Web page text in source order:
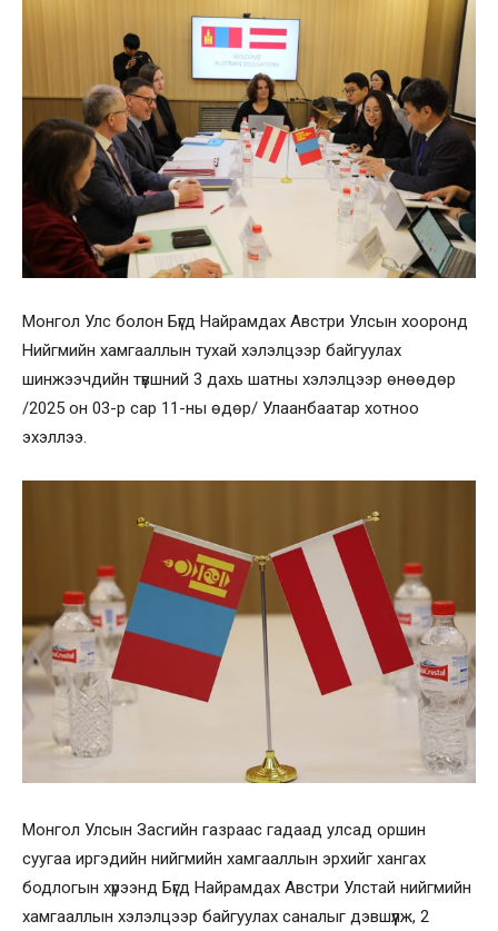
Монгол Улс болон Бүгд Найрамдах Австри Улсын хооронд
Нийгмийн хамгааллын тухай хэлэлцээр байгуулах
шинжээчдийн түвшний 3 дахь шатны хэлэлцээр өнөөдөр
/2025 он 03-р сар 11-ны өдөр/ Улаанбаатар хотноо
эхэллээ.
Монгол Улсын Засгийн газраас гадаад улсад оршин
суугаа иргэдийн нийгмийн хамгааллын эрхийг хангах
бодлогын хүрээнд Бүгд Найрамдах Австри Улстай нийгмийн
хамгааллын хэлэлцээр байгуулах саналыг дэвшүүлж, 2